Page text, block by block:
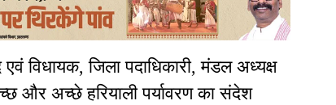
विधायक, जिला पदाधिकारी, मंडल अध्यक्ष
और अच्छे हरियाली पर्यावरण का संदेश